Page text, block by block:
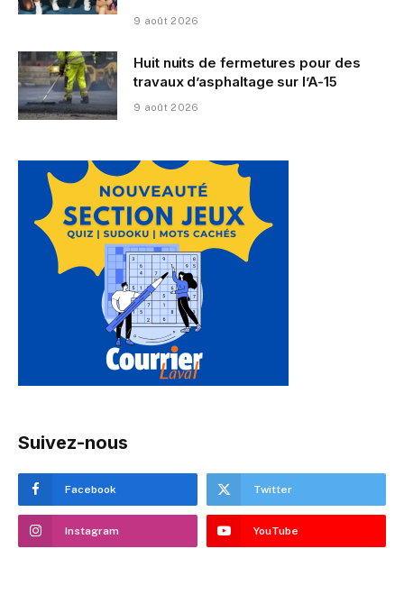
9 août 2026
Huit nuits de fermetures pour des
travaux d’asphaltage sur l’A-15
9 août 2026
Suivez-nous
Facebook Twitter
Instagram YouTube